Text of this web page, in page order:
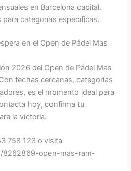
en Barcelona capital.
categorías específicas.
en el Open de Pádel Mas
2026 del Open de Pádel Mas
fechas cercanas, categorías
es el momento ideal para
hoy, confirma tu
la victoria.
758 123 o visita
8262869-open-mas-ram-